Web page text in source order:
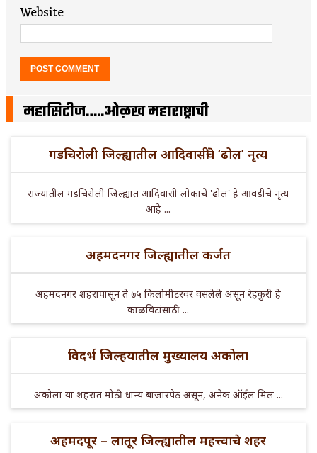
Website
महासिटीज…..ओळख महाराष्ट्राची
गडचिरोली जिल्ह्यातील आदिवासींचे ‘ढोल’ नृत्य
राज्यातील गडचिरोली जिल्ह्यात आदिवासी लोकांचे 'ढोल' हे आवडीचे नृत्य
आहे ...
अहमदनगर जिल्ह्यातील कर्जत
अहमदनगर शहरापासून ते ७५ किलोमीटरवर वसलेले असून रेहकुरी हे
काळविटांसाठी ...
विदर्भ जिल्हयातील मुख्यालय अकोला
अकोला या शहरात मोठी धान्य बाजारपेठ असून, अनेक ऑईल मिल ...
अहमदपूर – लातूर जिल्ह्यातील महत्त्वाचे शहर